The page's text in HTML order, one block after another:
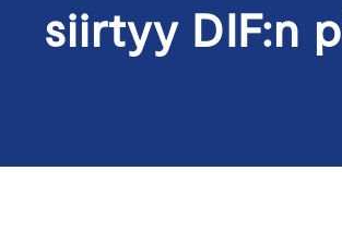
siirtyy DIF:n